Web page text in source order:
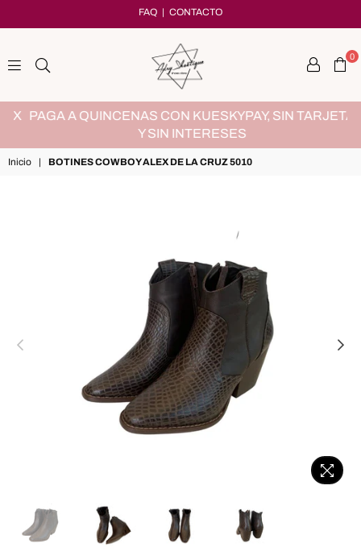
FAQ | CONTACTO
adryshoetique
0
PAGA A QUINCENAS CON KUESKYPAY, SIN TARJETA
Y SIN INTERESES
Inicio | BOTINES COWBOY ALEX DE LA CRUZ 5010